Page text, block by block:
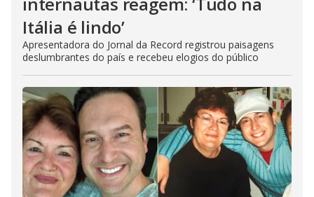
Itália é lindo’
Apresentadora do Jornal da Record registrou paisagens
deslumbrantes do país e recebeu elogios do público